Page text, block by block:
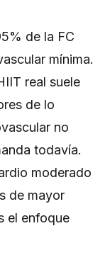
de la FC
mínima.
real suele
de lo
no
todavía.
moderado
de mayor
el enfoque